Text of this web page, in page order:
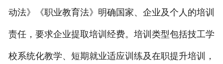
动法》《职业教育法》明确国家、企业及个人的培训
责任，要求企业提取培训经费。培训类型包括技工学
校系统化教学、短期就业适应训练及在职提升培训，